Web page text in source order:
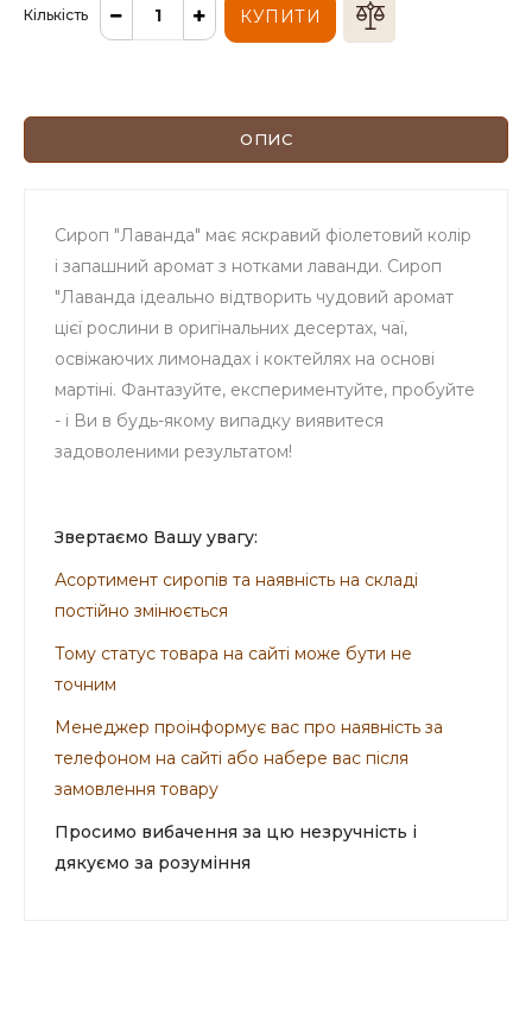
Кількість КУПИТИ
ОПИС
Сироп "Лаванда" має яскравий фіолетовий колір
і запашний аромат з нотками лаванди. Сироп
"Лаванда ідеально відтворить чудовий аромат
цієї рослини в оригінальних десертах, чаї,
освіжаючих лимонадах і коктейлях на основі
мартіні. Фантазуйте, експериментуйте, пробуйте
- і Ви в будь-якому випадку виявитеся
задоволеними результатом!
Звертаємо Вашу увагу:
Асортимент сиропів та наявність на складі
постійно змінюється
Тому статус товара на сайті може бути не
точним
Менеджер проінформує вас про наявність за
телефоном на сайті або набере вас після
замовлення товару
Просимо вибачення за цю незручність і
дякуємо за розуміння